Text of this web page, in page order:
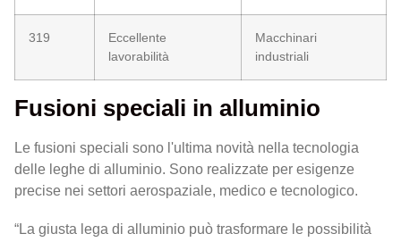
319
Eccellente
lavorabilità
Macchinari
industriali
Fusioni speciali in alluminio
Le fusioni speciali sono l'ultima novità nella tecnologia
delle leghe di alluminio. Sono realizzate per esigenze
precise nei settori aerospaziale, medico e tecnologico.
“La giusta lega di alluminio può trasformare le possibilità